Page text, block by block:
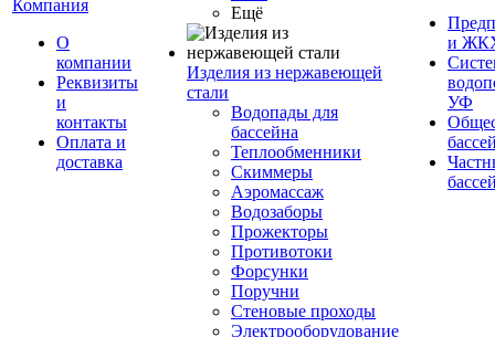
Компания
О
компании
Реквизиты
и
контакты
Оплата и
доставка
Ещё
Изделия из нержавеющей
стали
Водопады для
бассейна
Теплообменники
Скиммеры
Аэромассаж
Водозаборы
Прожекторы
Противотоки
Форсунки
Поручни
Стеновые проходы
Электрооборудование
и
УФ